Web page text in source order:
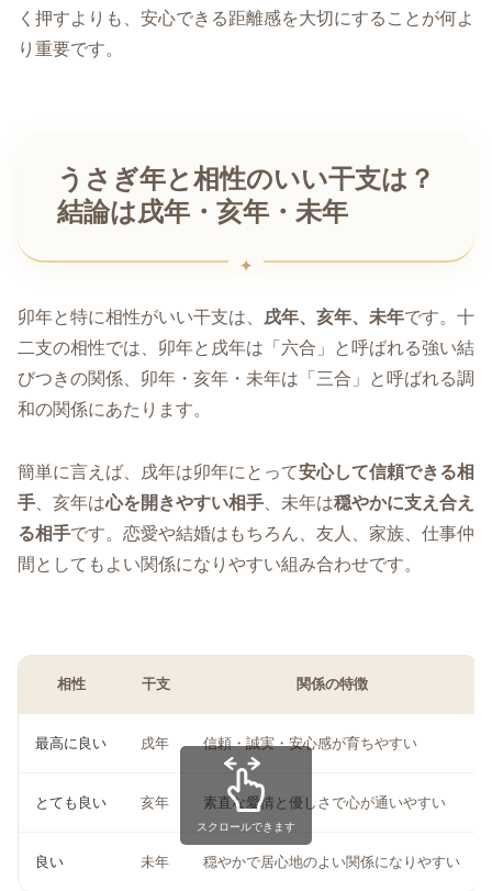
く押すよりも、安心できる距離感を大切にすることが何よ
り重要です。
うさぎ年と相性のいい干支は？
結論は戌年・亥年・未年
卯年と特に相性がいい干支は、 戌年、亥年、未年です。十
二支の相性では、卯年と戌年は「六合」と呼ばれる強い結
びつきの関係、卯年・亥年・未年は「三合」と呼ばれる調
和の関係にあたります。
簡単に言えば、戌年は卯年にとって安心して信頼できる相
手 、亥年は心を開きやすい相手 、未年は穏やかに支え合え
る相手です。恋愛や結婚はもちろん、友人、家族、仕事仲
間としてもよい関係になりやすい組み合わせです。
相性 干支 関係の特徴
最高に良い 戌年 信頼・誠実・安心感が育ちやすい
とても良い 亥年 素直な愛情と優しさで心が通いやすい
良い 未年 穏やかで居心地のよい関係になりやすい
スクロールできます